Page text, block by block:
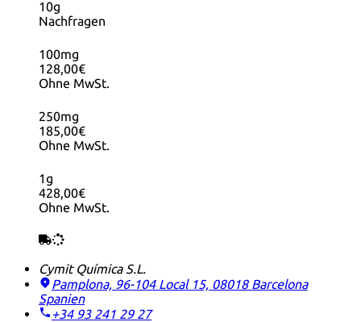
10g
Nachfragen
100mg
128,00€
Ohne MwSt.
250mg
185,00€
Ohne MwSt.
1g
428,00€
Ohne MwSt.
Cymit Química S.L.
Pamplona, 96-104 Local 15, 08018 Barcelona
Spanien
+34 93 241 29 27